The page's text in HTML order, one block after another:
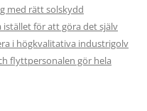
med rätt solskydd
för att göra det själv
i högkvalitativa industrigolv
flyttpersonalen gör hela